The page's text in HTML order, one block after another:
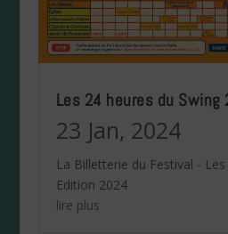
Les 24 heures du Swing
23 Jan, 2024
La Billetterie du Festival -
Edition 2024
lire plus